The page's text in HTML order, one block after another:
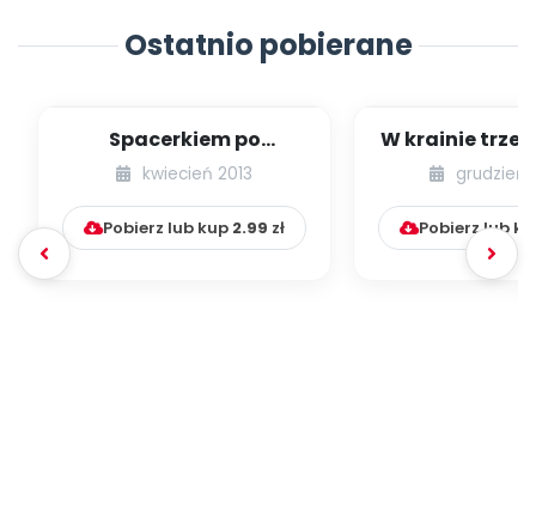
Ostatnio pobierane
Spacerkiem po
Krakowie (inscenizacja
kwiecień 2013
Pobierz lub kup 2.99 zł
W krainie
grudzień
Pobierz lub